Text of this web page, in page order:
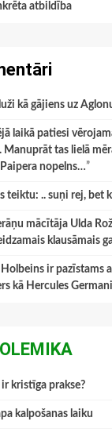
atbildība
kā gājiens uz
laikā patiesi
tas lielā
nopelns…”
teiktu: .. suņi rej, bet
mācītāja Ulda
klausāmais
ir pazīstams
kā Hercules
kristīga prakse?
kalpošanas laiku